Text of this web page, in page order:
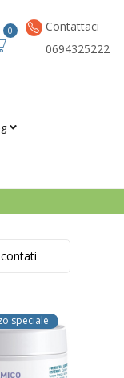
0
Contattaci
0694325222
speciale